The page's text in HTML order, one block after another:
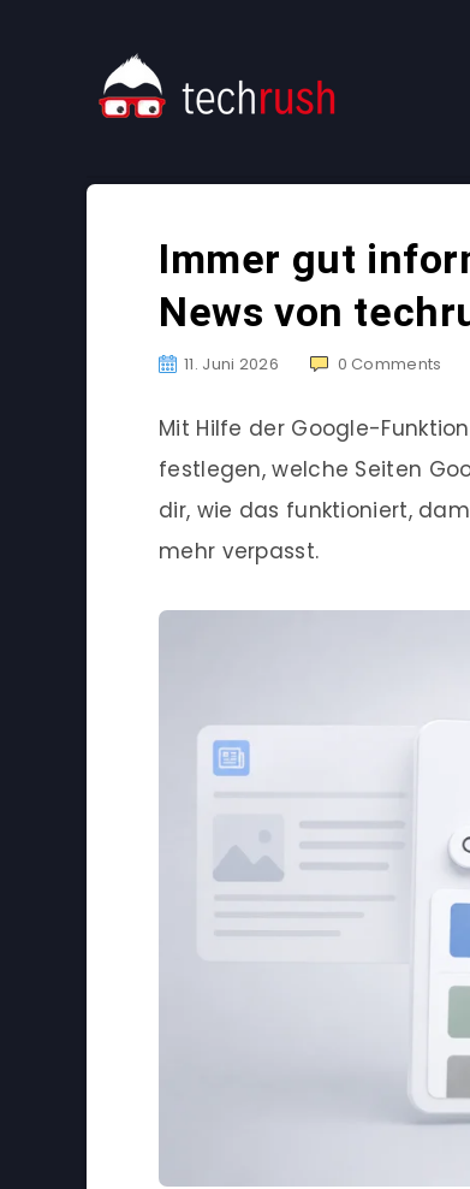
Immer gut
News von
11. Juni 2026 0 Comments
Mit Hilfe der Google-
festlegen, welche Seiten
dir, wie das funktioniert,
mehr verpasst.